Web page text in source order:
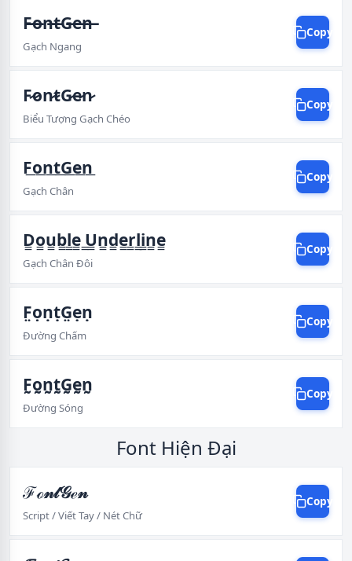
F̶o̶n̶t̶G̶e̶n̶
Gạch Ngang
Copy
F̷o̷n̷t̷G̷e̷n̷
Biểu Tượng Gạch Chéo
Copy
F͟o͟n͟t͟G͟e͟n͟
Gạch Chân
Copy
D͇o͇u͇b͇l͇e͇ ͇U͇n͇d͇e͇r͇l͇i͇n͇e͇
Gạch Chân Đôi
Copy
F̤ọṇṭG̤ẹṇ
Đường Chấm
Copy
F̰o̰n̰t̰G̰ḛn̰
Đường Sóng
Copy
Font Hiện Đại
ℱℴ𝓃𝓉𝒢ℯ𝓃
Script / Viết Tay / Nét Chữ
Copy